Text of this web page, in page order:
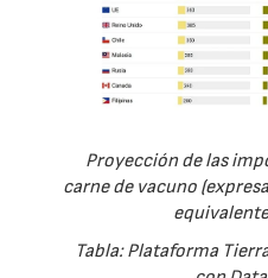
Proyección de las
carne de vacuno
Tabla: Plataforma